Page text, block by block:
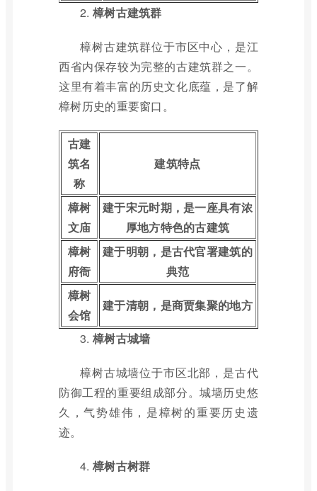
2. 樟树古建筑群
樟树古建筑群位于市区中心，是江
西省内保存较为完整的古建筑群之一。
这里有着丰富的历史文化底蕴，是了解
樟树历史的重要窗口。
古建
筑名
称
建筑特点
樟树
文庙
建于宋元时期，是一座具有浓
厚地方特色的古建筑
樟树
府衙
建于明朝，是古代官署建筑的
典范
樟树
会馆
建于清朝，是商贾集聚的地方
3. 樟树古城墙
樟树古城墙位于市区北部，是古代
防御工程的重要组成部分。城墙历史悠
久，气势雄伟，是樟树的重要历史遗
迹。
4. 樟树古树群